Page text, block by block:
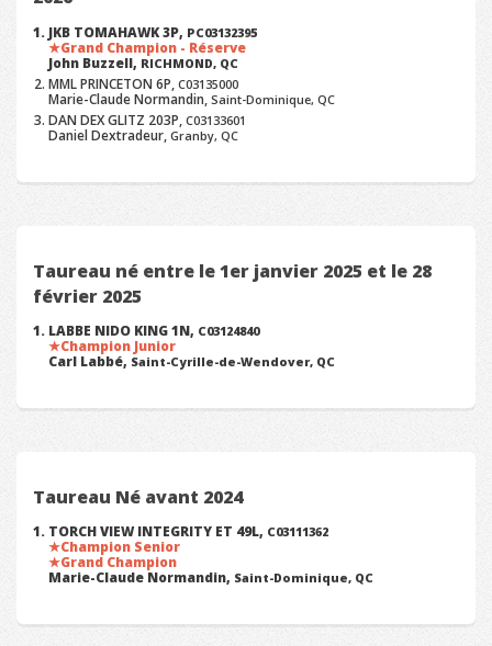
JKB TOMAHAWK 3P, PC03132395
Grand Champion - Réserve
John Buzzell, RICHMOND, QC
MML PRINCETON 6P,C03135000
Marie-Claude Normandin,Saint-Dominique, QC
DAN DEX GLITZ 203P,C03133601
Daniel Dextradeur,Granby, QC
Taureau né entre le 1er janvier 2025 et le 28
février 2025
LABBE NIDO KING 1N, C03124840
Champion Junior
Carl Labbé, Saint-Cyrille-de-Wendover, QC
Taureau Né avant 2024
TORCH VIEW INTEGRITY ET 49L, C03111362
Champion Senior
Grand Champion
Marie-Claude Normandin, Saint-Dominique, QC